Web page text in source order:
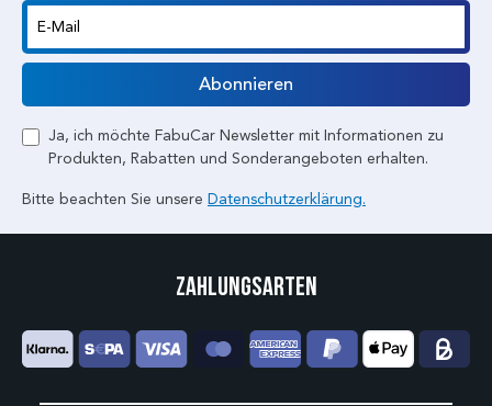
E-Mail
Abonnieren
Ja, ich möchte FabuCar Newsletter mit Informationen zu
Produkten, Rabatten und Sonderangeboten erhalten.
Bitte beachten Sie unsere Datenschutzerklärung.
Zahlungsarten